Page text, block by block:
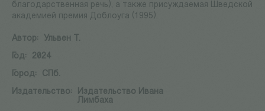
благодарственная речь), а также присуждаемая Шведской
академией премия Доблоуга (1995).
Автор:
Ульвен Т.
Год:
2024
Город:
СПб.
Издательство:
Издательство Ивана
Лимбаха